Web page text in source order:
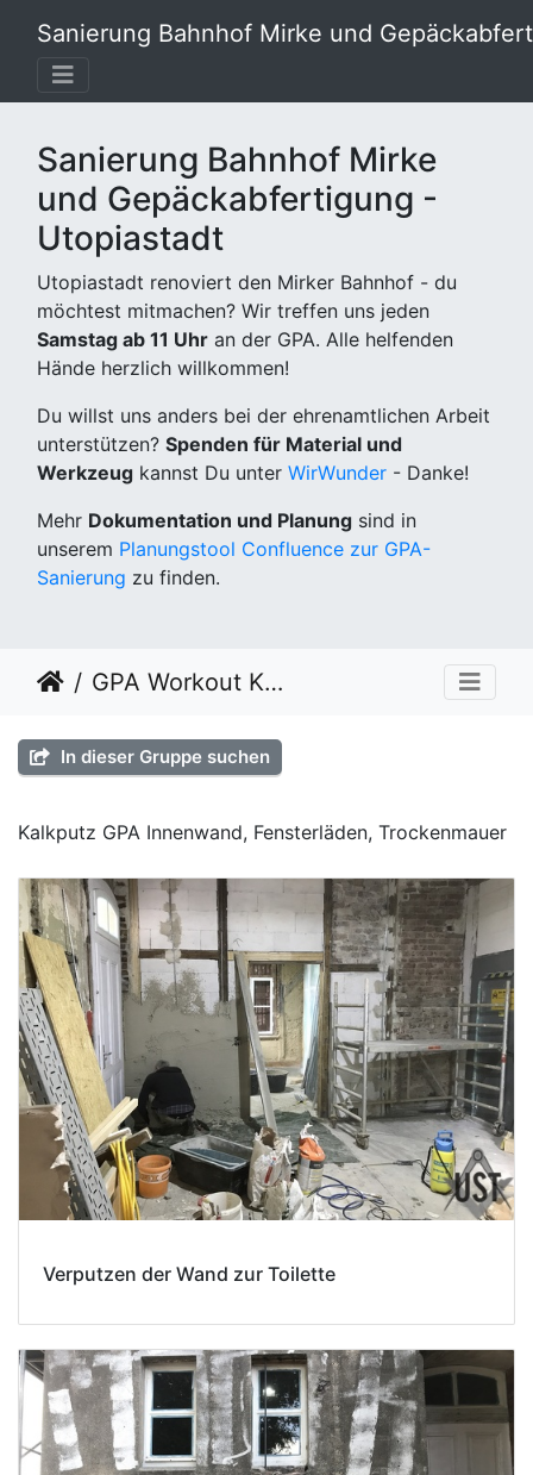
Sanierung Bahnhof Mirke und
Sanierung Bahnhof Mirke
und Gepäckabfertigung -
Utopiastadt
Utopiastadt renoviert den Mirker Bahnhof - du
möchtest mitmachen? Wir treffen uns jeden
Samstag ab 11 Uhr an der GPA. Alle helfenden
Hände herzlich willkommen!
Du willst uns anders bei der ehrenamtlichen Arbeit
unterstützen? Spenden für Material und
Werkzeug kannst Du unter WirWunder - Danke!
Mehr Dokumentation und Planung sind in
unserem Planungstool Confluence zur GPA-
Sanierung zu finden.
GPA Workout KW 20
In dieser Gruppe suchen
Kalkputz GPA Innenwand, Fensterläden, Trockenmauer
Verputzen der Wand zur Toilette